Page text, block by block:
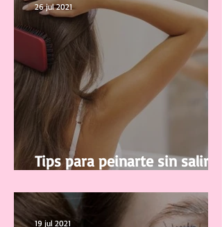
Tips para peinarte sin salir de
26 jul 2021
19 jul 2021